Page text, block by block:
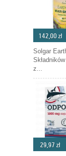
142,00 zł
Solgar
z...
29,97 zł